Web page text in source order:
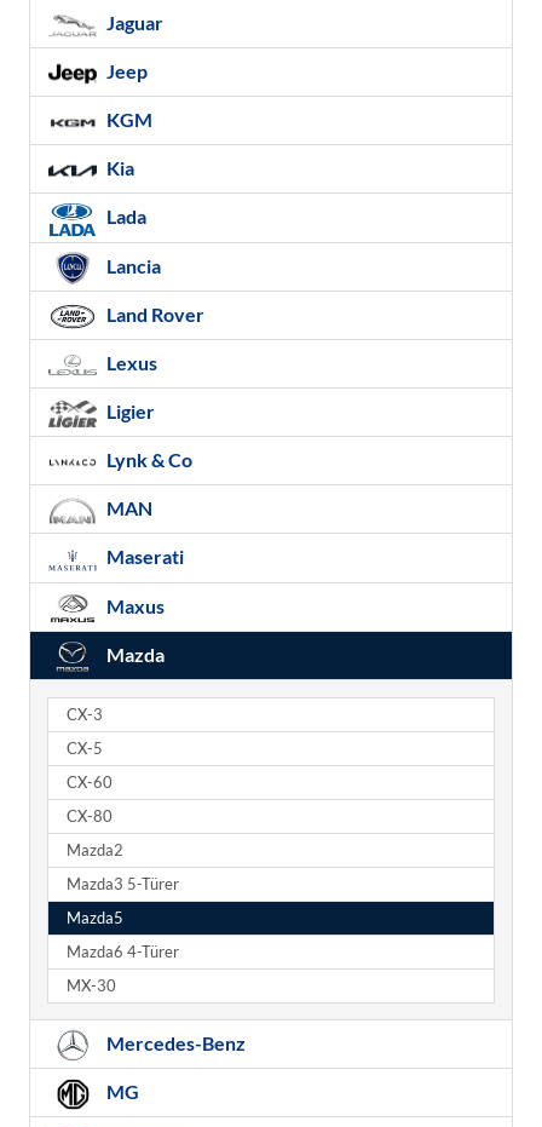
Jaguar
Jeep
KGM
Kia
Lada
Lancia
Land Rover
Lexus
Ligier
Lynk & Co
MAN
Maserati
Maxus
Mazda
CX-3
CX-5
CX-60
CX-80
Mazda2
Mazda3 5-Türer
Mazda5
Mazda6 4-Türer
MX-30
Mercedes-Benz
MG